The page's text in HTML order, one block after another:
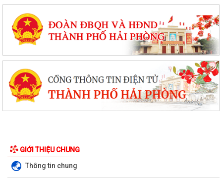
GIỚI THIỆU CHUNG
Thông tin chung